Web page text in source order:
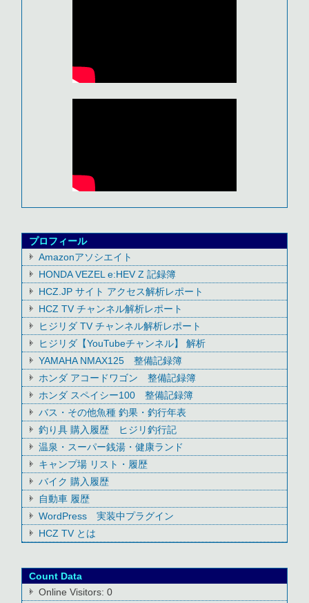
プロフィール
Amazonアソシエイト
HONDA VEZEL e:HEV Z 記録簿
HCZ.JP サイト アクセス解析レポート
HCZ TV チャンネル解析レポート
ヒジリダ TV チャンネル解析レポート
ヒジリダ【YouTubeチャンネル】 解析
YAMAHA NMAX125 整備記録簿
ホンダ アコードワゴン 整備記録簿
ホンダ スペイシー100 整備記録簿
バス・その他魚種 釣果・釣行年表
釣り具 購入履歴 ヒジリ釣行記
温泉・スーパー銭湯・健康ランド
キャンプ場 リスト・履歴
バイク 購入履歴
自動車 履歴
WordPress 実装中プラグイン
HCZ TV とは
Count Data
Online Visitors:0